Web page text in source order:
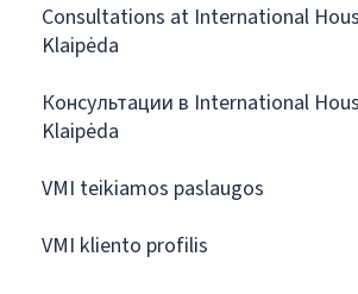
Consultations at International
Klaipėda
Консультации в International
Klaipėda
VMI teikiamos paslaugos
VMI kliento profilis